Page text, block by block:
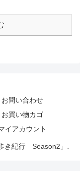
お問い合わせ
お買い物カゴ
イアカウント
き紀行 Season2」.